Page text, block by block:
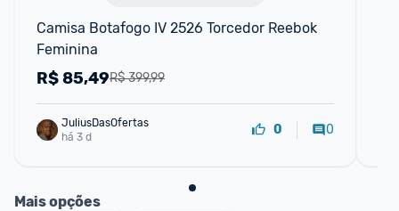
Camisa Botafogo IV 2526 Torcedor Reebok
Feminina
R$ 399,99
R$85,49
JuliusDasOfertas
há 3 d
0 0
Mais opções